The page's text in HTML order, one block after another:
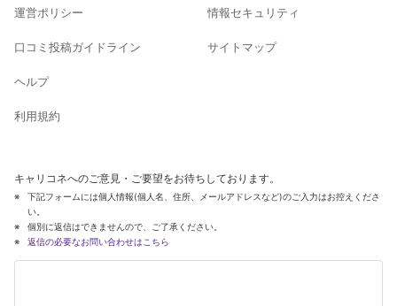
運営ポリシー
口コミ投稿ガイドライン
ヘルプ
利用規約
情報セキュリティ
サイトマップ
キャリコネへのご意見・ご要望をお待ちしております。
下記フォームには個人情報(個人名、住所、メールアドレスなど)のご入力はお控えくださ
い。
個別に返信はできませんので、ご了承ください。
返信の必要なお問い合わせはこちら